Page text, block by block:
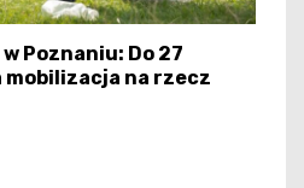
Poznaniu: Do 27
na rzecz